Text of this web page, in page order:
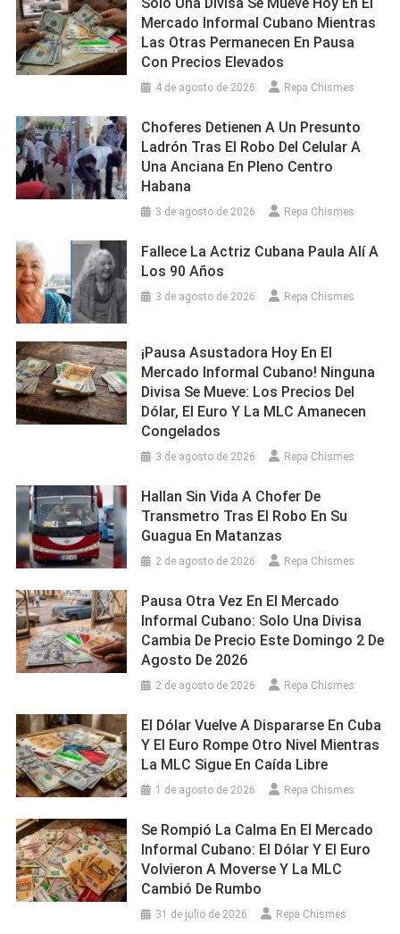
Solo Una Divisa Se Mueve Hoy En El
Mercado Informal Cubano Mientras
Las Otras Permanecen En Pausa
Con Precios Elevados
4 de agosto de 2026 Repa Chismes
Choferes Detienen A Un Presunto
Ladrón Tras El Robo Del Celular A
Una Anciana En Pleno Centro
Habana
3 de agosto de 2026 Repa Chismes
Fallece La Actriz Cubana Paula Alí A
Los 90 Años
3 de agosto de 2026 Repa Chismes
¡Pausa Asustadora Hoy En El
Mercado Informal Cubano! Ninguna
Divisa Se Mueve: Los Precios Del
Dólar, El Euro Y La MLC Amanecen
Congelados
3 de agosto de 2026 Repa Chismes
Hallan Sin Vida A Chofer De
Transmetro Tras El Robo En Su
Guagua En Matanzas
2 de agosto de 2026 Repa Chismes
Pausa Otra Vez En El Mercado
Informal Cubano: Solo Una Divisa
Cambia De Precio Este Domingo 2 De
Agosto De 2026
2 de agosto de 2026 Repa Chismes
El Dólar Vuelve A Dispararse En Cuba
Y El Euro Rompe Otro Nivel Mientras
La MLC Sigue En Caída Libre
1 de agosto de 2026 Repa Chismes
Se Rompió La Calma En El Mercado
Informal Cubano: El Dólar Y El Euro
Volvieron A Moverse Y La MLC
Cambió De Rumbo
31 de julio de 2026 Repa Chismes